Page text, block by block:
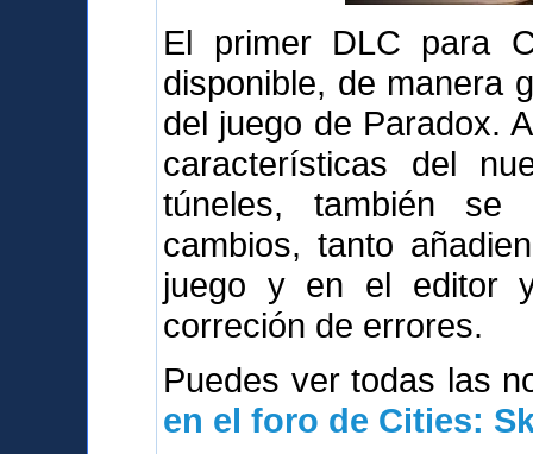
El primer DLC para
disponible, de manera
del juego de Paradox.
características del
túneles, también
cambios, tanto
juego y en el editor
correción de errores.
Puedes ver todas las
en el foro de Cities: